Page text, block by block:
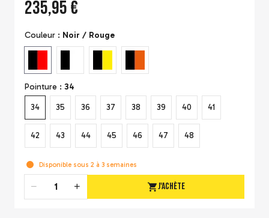
235,95 €
Couleur : Noir / Rouge
Pointure : 34
34
35 36 37 38 39 40 41
42 43 44 45 46 47 48
Disponible sous 2 à 3 semaines
Quantité J'achète